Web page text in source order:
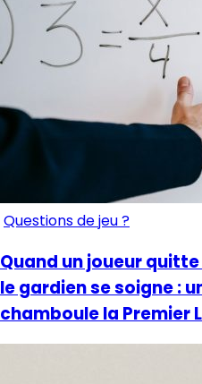
Questions de jeu ?
Quand un joueur
le gardien se soigne :
chamboule la Premier